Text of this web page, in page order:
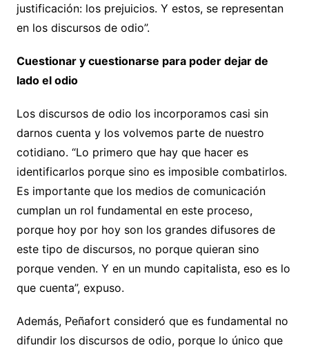
justificación: los prejuicios. Y estos, se representan
en los discursos de odio”.
Cuestionar y cuestionarse para poder dejar de
lado el odio
Los discursos de odio los incorporamos casi sin
darnos cuenta y los volvemos parte de nuestro
cotidiano. “Lo primero que hay que hacer es
identificarlos porque sino es imposible combatirlos.
Es importante que los medios de comunicación
cumplan un rol fundamental en este proceso,
porque hoy por hoy son los grandes difusores de
este tipo de discursos, no porque quieran sino
porque venden. Y en un mundo capitalista, eso es lo
que cuenta”, expuso.
Además, Peñafort consideró que es fundamental no
difundir los discursos de odio, porque lo único que